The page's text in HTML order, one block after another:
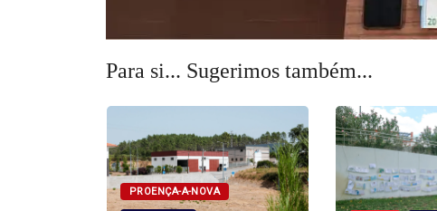
Para si... Sugerimos também...
PROENÇA-A-NOVA